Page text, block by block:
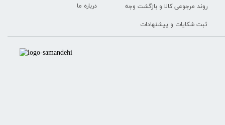
روند مرجوعی کالا و بازگشت وجه
ثبت شکایات و پیشنهادات
درباره ما